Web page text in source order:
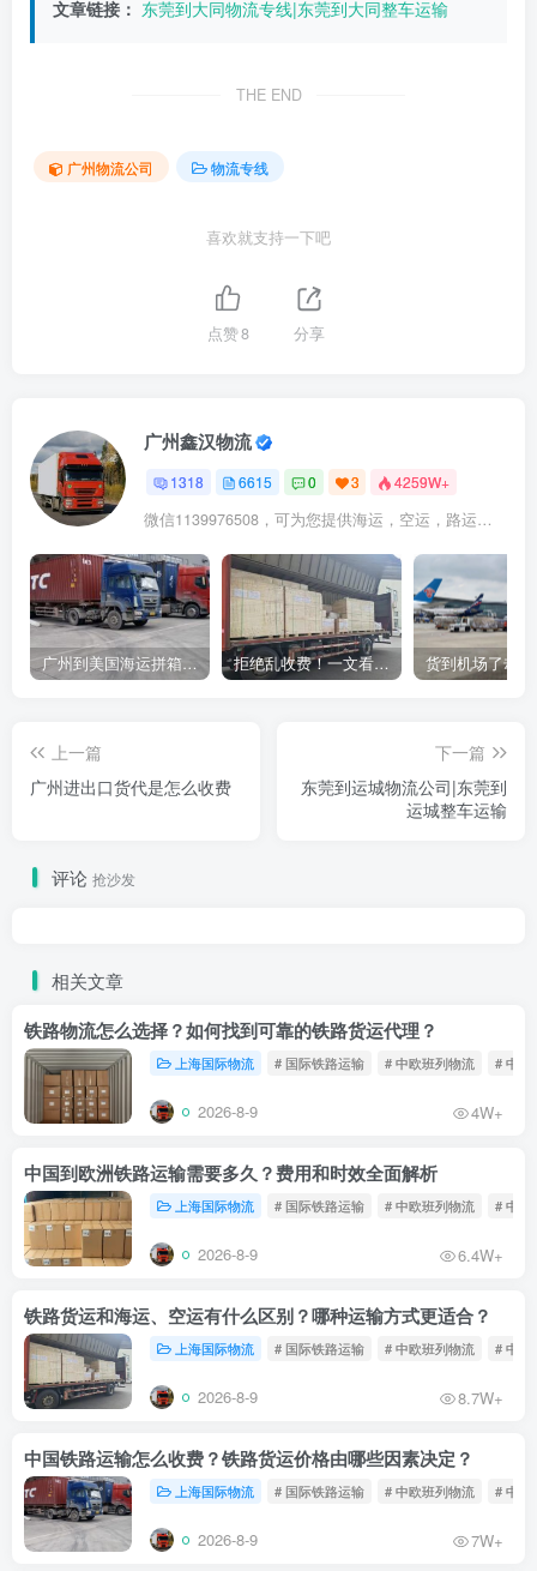
文章链接： 东莞到大同物流专线|东莞到大同整车运输
THE END
广州物流公司 物流专线
喜欢就支持一下吧
点赞8 分享
广州鑫汉物流
1318 6615 0 3 4259W+
微信1139976508，可为您提供海运，空运，路运，铁路运输
广州到美国海运拼箱多少钱？2024年最新运费构成+隐藏费用避坑指南 拒绝乱收费！一文看懂中国货代计费套路，教你避开所有隐形坑
上一篇
广州进出口货代是怎么收费
下一篇
东莞到运城物流公司|东莞到
运城整车运输
评论 抢沙发
相关文章
铁路物流怎么选择？如何找到可靠的铁路货运代理？
上海国际物流 # 国际铁路运输 # 中欧班列物流 # 中欧
2026-8-9 4W+
中国到欧洲铁路运输需要多久？费用和时效全面解析
上海国际物流 # 国际铁路运输 # 中欧班列物流 # 中欧
2026-8-9 6.4W+
铁路货运和海运、空运有什么区别？哪种运输方式更适合？
上海国际物流 # 国际铁路运输 # 中欧班列物流 # 中欧
2026-8-9 8.7W+
中国铁路运输怎么收费？铁路货运价格由哪些因素决定？
上海国际物流 # 国际铁路运输 # 中欧班列物流 # 中欧
2026-8-9 7W+